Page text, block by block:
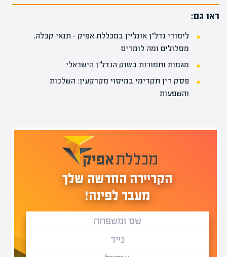
ראו גם:
לימודי נדל"ן אונליין במכללת אפיק – תנאי קבלה,
מסלולים ומה לומדים
מגמות ותמורות בשוק הנדל"ן הישראלי
פסק דין תקדימי במיסוי מקרקעין: השלכות
והשפעות
הקריירה החדשה שלך
מעבר לפינה!